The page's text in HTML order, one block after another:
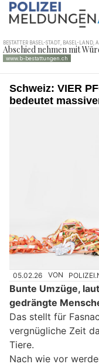
Schweiz: VIER
bedeutet
05.02.26 VON
Bunte Umzüge,
gedrängte
Das stellt für
vergnügliche Zeit
Tiere.
Nach wie vor